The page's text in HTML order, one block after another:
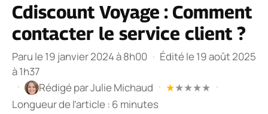
Cdiscount Voyage : Comment
contacter le service client ?
Paru le 19 janvier 2024 à 8h00 · Édité le 19 août 2025
à 1h37
·
Rédigé parJulie Michaud · ★★★★★ ·
Longueur de l’article : 6 minutes